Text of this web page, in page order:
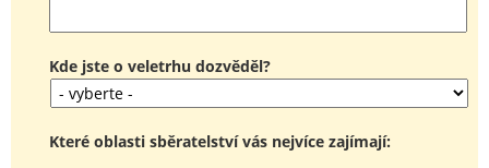
Kde jste o veletrhu dozvěděl?
Které oblasti sběratelství vás nejvíce zajímají: